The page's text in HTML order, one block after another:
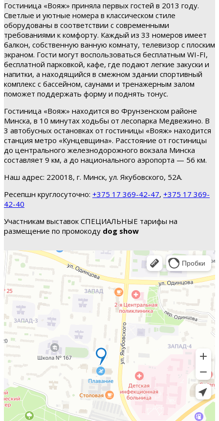
Гостиница «Вояж» приняла первых гостей в 2013 году.
Светлые и уютные номера в классическом стиле
оборудованы в соответствии с современными
требованиями к комфорту. Каждый из 33 номеров имеет
балкон, собственную ванную комнату, телевизор с плоским
экраном. Гости могут воспользоваться бесплатным WI-FI,
бесплатной парковкой, кафе, где подают легкие закуски и
напитки, а находящийся в смежном здании спортивный
комплекс с бассейном, саунами и тренажерным залом
поможет поддержать форму и поднять тонус.
Гостиница «Вояж» находится во Фрунзенском районе
Минска, в 10 минутах ходьбы от лесопарка Медвежино. В
3 автобусных остановках от гостиницы «Вояж» находится
станция метро «Кунцевщина». Расстояние от гостиницы
до центрального железнодорожного вокзала Минска
составляет 9 км, а до национального аэропорта — 56 км.
Наш адрес: 220018, г. Минск, ул. Якубовского, 52А.
Ресепшн круглосуточно: +375 17 369-42-47, +375 17 369-
42-40
Участникам выставок СПЕЦИАЛЬНЫЕ тарифы на
размещение по промокоду dog show